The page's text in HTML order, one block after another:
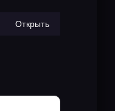
Открыть